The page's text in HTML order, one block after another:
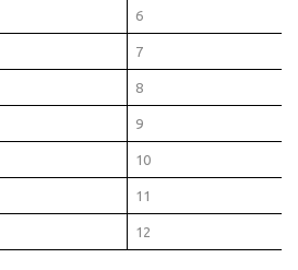
6
7
8
9
10
11
12